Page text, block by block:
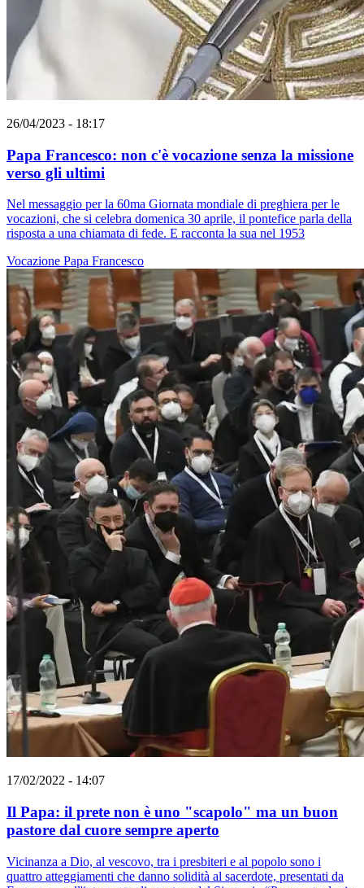
26/04/2023 - 18:17
Papa Francesco: non c'è vocazione senza la missione
verso gli ultimi
Nel messaggio per la 60ma Giornata mondiale di preghiera per le
vocazioni, che si celebra domenica 30 aprile, il pontefice parla della
risposta a una chiamata di fede. E racconta la sua nel 1953
Vocazione Papa Francesco
17/02/2022 - 14:07
Il Papa: il prete non è uno "scapolo" ma un buon
pastore dal cuore sempre aperto
Vicinanza a Dio, al vescovo, tra i presbiteri e al popolo sono i
quattro atteggiamenti che danno solidità al sacerdote, presentati da